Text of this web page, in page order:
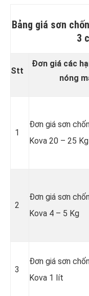
Bảng giá sơn
3
Stt
Đơn giá các
nóng
1
Đơn giá sơn
Kova 20 – 25 Kg
2
Đơn giá sơn
Kova 4 – 5 Kg
3
Đơn giá sơn
Kova 1 lít